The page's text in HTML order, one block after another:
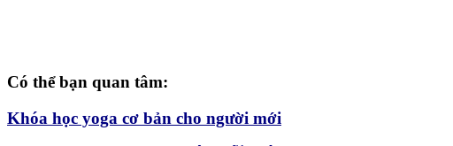
Có thể bạn quan tâm:
Khóa học yoga cơ bản cho người mới